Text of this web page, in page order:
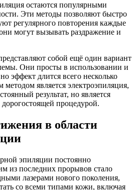
остаются популярными
Эти методы позволяют быстро
регулярного повторения каждые
могут вызывать раздражение и
собой ещё один вариант
Они просты в использовании и
эффект длится всего несколько
является электроэпиляция,
результат, но является
процедурой.
в области
эпиляции постоянно
из последних прорывов стало
лазерами нового поколения,
со всеми типами кожи, включая